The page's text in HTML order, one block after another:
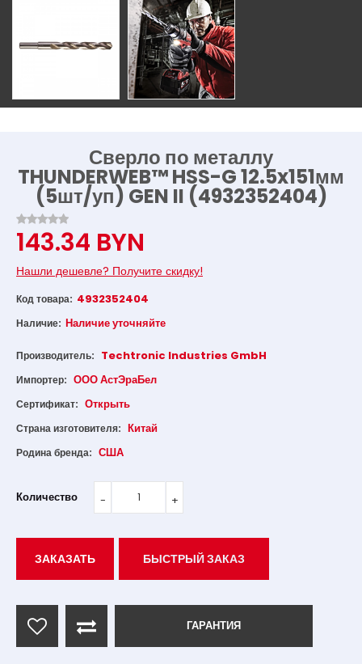
Сверло по металлу
THUNDERWEB™ HSS-G 12.5x151мм
(5шт/уп) GEN II (4932352404)
143.34 BYN
Нашли дешевле? Получите скидку!
Код товара: 4932352404
Наличие: Наличие уточняйте
Производитель: Techtronic Industries GmbH
Импортер: ООО АстЭраБел
Сертификат: Открыть
Страна изготовителя: Китай
Родина бренда: США
Количество
ЗАКАЗАТЬ БЫСТРЫЙ ЗАКАЗ
ГАРАНТИЯ